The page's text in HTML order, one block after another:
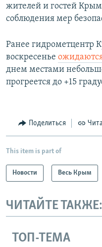
жителей и гостей
соблюдения мер
Ранее гидрометцентр
воскресенье
днем местами
прогреется до +15
Поделиться
This item is part of
Новости Весь Крым
ЧИТАЙТЕ ТАКЖЕ:
ТОП-ТЕМА